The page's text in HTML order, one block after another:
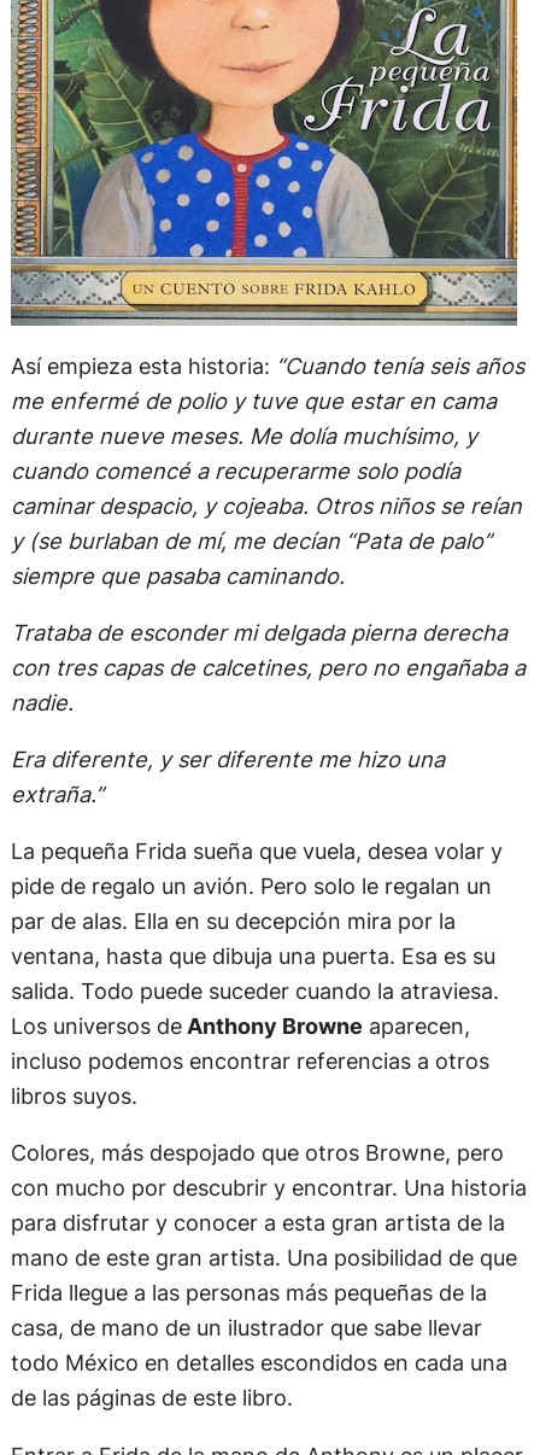
Así empieza esta historia: “Cuando tenía seis años
me enfermé de polio y tuve que estar en cama
durante nueve meses. Me dolía muchísimo, y
cuando comencé a recuperarme solo podía
caminar despacio, y cojeaba. Otros niños se reían
y (se burlaban de mí, me decían “Pata de palo”
siempre que pasaba caminando.
Trataba de esconder mi delgada pierna derecha
con tres capas de calcetines, pero no engañaba a
nadie.
Era diferente, y ser diferente me hizo una
extraña.”
La pequeña Frida sueña que vuela, desea volar y
pide de regalo un avión. Pero solo le regalan un
par de alas. Ella en su decepción mira por la
ventana, hasta que dibuja una puerta. Esa es su
salida. Todo puede suceder cuando la atraviesa.
Los universos deAnthony Browne aparecen,
incluso podemos encontrar referencias a otros
libros suyos.
Colores, más despojado que otros Browne, pero
con mucho por descubrir y encontrar. Una historia
para disfrutar y conocer a esta gran artista de la
mano de este gran artista. Una posibilidad de que
Frida llegue a las personas más pequeñas de la
casa, de mano de un ilustrador que sabe llevar
todo México en detalles escondidos en cada una
de las páginas de este libro.